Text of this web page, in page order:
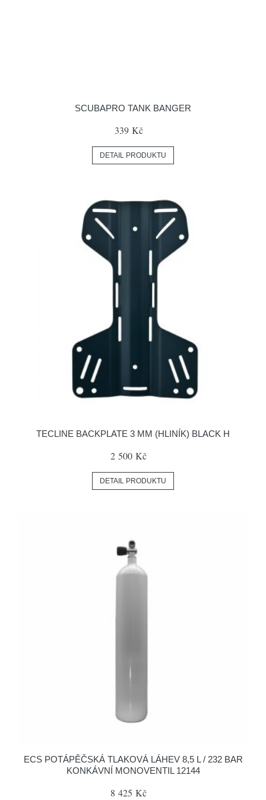
SCUBAPRO TANK BANGER
339 Kč
DETAIL PRODUKTU
TECLINE BACKPLATE 3 MM (HLINÍK) BLACK H
2 500 Kč
DETAIL PRODUKTU
ECS POTÁPĚČSKÁ TLAKOVÁ LÁHEV 8,5 L / 232 BAR
KONKÁVNÍ MONOVENTIL 12144
8 425 Kč